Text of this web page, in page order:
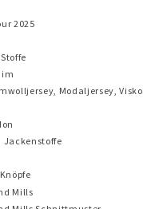
2025
Modaljersey,
Jackenstoffe
Mills